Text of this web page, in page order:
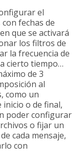
el
fechas de
que se activará
los filtros de
la frecuencia de
cierto tiempo…
de 3
al
como un
inicio o de final,
poder configurar
o fijar un
cada mensaje,
con